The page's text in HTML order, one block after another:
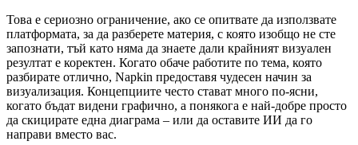
Това е сериозно ограничение, ако се опитвате да използвате
платформата, за да разберете материя, с която изобщо не сте
запознати, тъй като няма да знаете дали крайният визуален
резултат е коректен. Когато обаче работите по тема, която
разбирате отлично, Napkin предоставя чудесен начин за
визуализация. Концепциите често стават много по-ясни,
когато бъдат видени графично, а понякога е най-добре просто
да скицирате една диаграма – или да оставите ИИ да го
направи вместо вас.